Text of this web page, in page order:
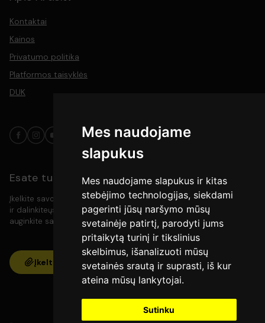
Mes naudojame
slapukus
Mes naudojame slapukus ir kitas
stebėjimo technologijas, siekdami
pagerinti jūsų naršymo mūsų
svetainėje patirtį, parodyti jums
pritaikytą turinį ir tikslinius
skelbimus, išanalizuoti mūsų
svetainės srautą ir suprasti, iš kur
ateina mūsų lankytojai.
Sutinku
Kalba :
Trukmė :
0val. 49min.
2024
Šalis :
Lietuva
Įrašo gamintojas: :
UAB „Artis TV"
Kontaktai
Kainos
Privatumo politika
Platformos taisyklės
DUK
Esate turinio kūrėjas?
Įkelkite savo video turinį į platformą, pasiekite platesnę auditoriją
ir dalinkiteųs savo kūryba su meno mylėtojais. Kurkite, rodykite ir
auginkite savo bendruomenę vienoje vietoje.
Įkelti